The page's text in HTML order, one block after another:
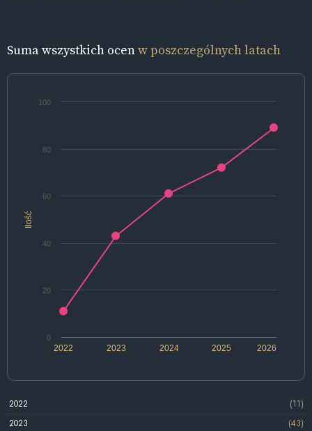
Suma wszystkich ocenw poszczególnych latach
Ilość
2022 2024 2026
2023 2025
0
20
40
60
80
100
2022
(11)
2023
(43)